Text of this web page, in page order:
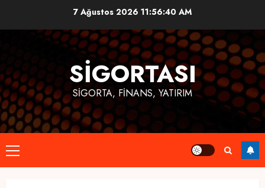
7 Ağustos 2026 11:56:40 AM
SIGORTASI
SIGORTA, FINANS, YATIRIM
Primary
Menu